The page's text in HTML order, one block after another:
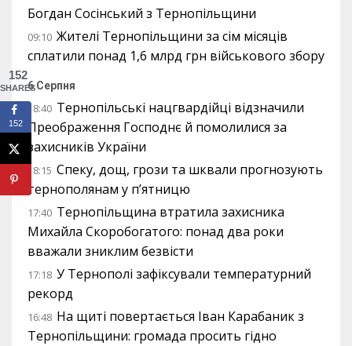
Богдан Сосінський з Тернопільщини
09:10 Жителі Тернопільщини за сім місяців
сплатили понад 1,6 млрд грн військового збору
6 Серпня
18:40 Тернопільські нацгвардійці відзначили
Преображення Господнє й помолилися за
захисників України
18:15 Спеку, дощ, грози та шквали прогнозують
тернополянам у п’ятницю
17:40 Тернопільщина втратила захисника
Михайла Скоробогатого: понад два роки
вважали зниклим безвісти
17:18 У Тернополі зафіксували температурний
рекорд
16:48 На щиті повертається Іван Карабаник з
Тернопільщини: громада просить гідно
152
SHARES
152